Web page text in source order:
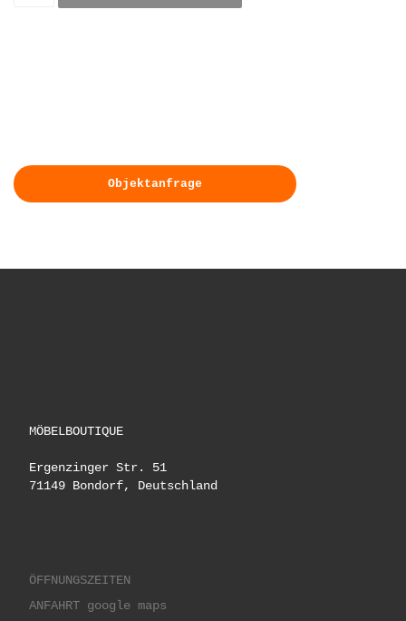
Objektanfrage
MÖBELBOUTIQUE
Ergenzinger Str. 51
71149 Bondorf, Deutschland
ÖFFNUNGSZEITEN
ANFAHRT google maps